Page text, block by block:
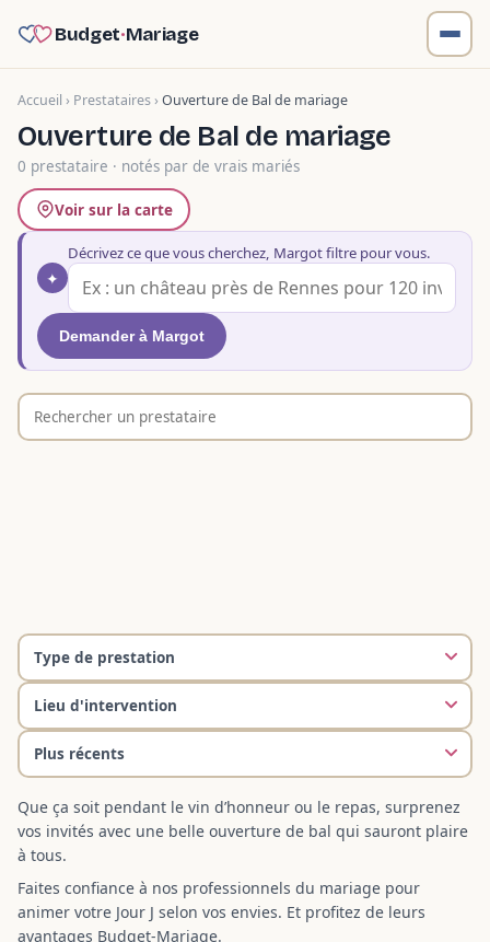
Budget·Mariage
Accueil › Prestataires› Ouverture de Bal de mariage
Ouverture de Bal de mariage
0 prestataire · notés par de vrais mariés
Voir sur la carte
✦
Décrivez ce que vous cherchez, Margot filtre pour vous.
Demander à Margot
Que ça soit pendant le vin d’honneur ou le repas, surprenez
vos invités avec une belle ouverture de bal qui sauront plaire
à tous.
Faites confiance à nos professionnels du mariage pour
animer votre Jour J selon vos envies. Et profitez de leurs
avantages Budget-Mariage.